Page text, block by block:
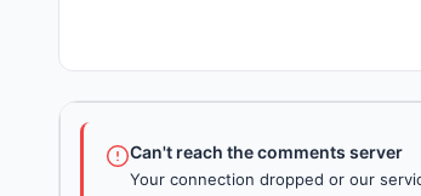
Can't reach the comments server
Your connection dropped or our